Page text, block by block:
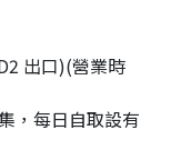
出口)(營業時
，每日自取設有